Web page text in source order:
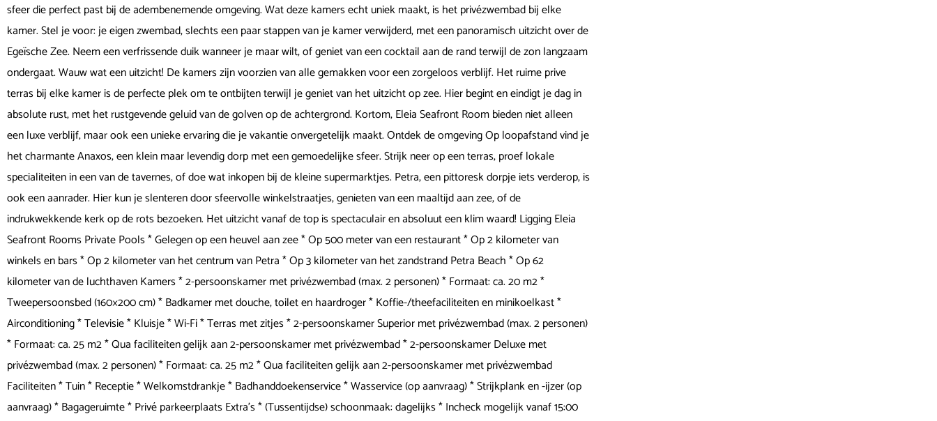
sfeer die perfect past bij de adembenemende omgeving. Wat deze kamers echt uniek maakt, is het privézwembad bij elke
kamer. Stel je voor: je eigen zwembad, slechts een paar stappen van je kamer verwijderd, met een panoramisch uitzicht over de
Egeïsche Zee. Neem een verfrissende duik wanneer je maar wilt, of geniet van een cocktail aan de rand terwijl de zon langzaam
ondergaat. Wauw wat een uitzicht! De kamers zijn voorzien van alle gemakken voor een zorgeloos verblijf. Het ruime prive
terras bij elke kamer is de perfecte plek om te ontbijten terwijl je geniet van het uitzicht op zee. Hier begint en eindigt je dag in
absolute rust, met het rustgevende geluid van de golven op de achtergrond. Kortom, Eleia Seafront Room bieden niet alleen
een luxe verblijf, maar ook een unieke ervaring die je vakantie onvergetelijk maakt. Ontdek de omgeving Op loopafstand vind je
het charmante Anaxos, een klein maar levendig dorp met een gemoedelijke sfeer. Strijk neer op een terras, proef lokale
specialiteiten in een van de tavernes, of doe wat inkopen bij de kleine supermarktjes. Petra, een pittoresk dorpje iets verderop, is
ook een aanrader. Hier kun je slenteren door sfeervolle winkelstraatjes, genieten van een maaltijd aan zee, of de
indrukwekkende kerk op de rots bezoeken. Het uitzicht vanaf de top is spectaculair en absoluut een klim waard! Ligging Eleia
Seafront Rooms Private Pools * Gelegen op een heuvel aan zee * Op 500 meter van een restaurant * Op 2 kilometer van
winkels en bars * Op 2 kilometer van het centrum van Petra * Op 3 kilometer van het zandstrand Petra Beach * Op 62
kilometer van de luchthaven Kamers * 2-persoonskamer met privézwembad (max. 2 personen) * Formaat: ca. 20 m2 *
Tweepersoonsbed (160×200 cm) * Badkamer met douche, toilet en haardroger * Koffie-/theefaciliteiten en minikoelkast *
Airconditioning * Televisie * Kluisje * Wi-Fi * Terras met zitjes * 2-persoonskamer Superior met privézwembad (max. 2 personen)
* Formaat: ca. 25 m2 * Qua faciliteiten gelijk aan 2-persoonskamer met privézwembad * 2-persoonskamer Deluxe met
privézwembad (max. 2 personen) * Formaat: ca. 25 m2 * Qua faciliteiten gelijk aan 2-persoonskamer met privézwembad
Faciliteiten * Tuin * Receptie * Welkomstdrankje * Badhanddoekenservice * Wasservice (op aanvraag) * Strijkplank en -ijzer (op
aanvraag) * Bagageruimte * Privé parkeerplaats Extra's * (Tussentijdse) schoonmaak: dagelijks * Incheck mogelijk vanaf 15:00